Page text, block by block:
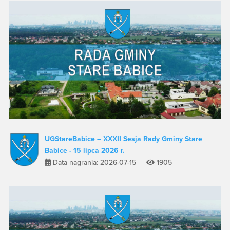
UGStareBabice – XXXII Sesja Rady Gminy Stare
Babice - 15 lipca 2026 r.
Data nagrania: 2026-07-15
1905